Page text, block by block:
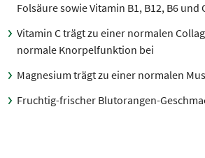
Folsäure sowie Vitamin B1, B12, B6 und
Vitamin C trägt zu einer normalen
normale Knorpelfunktion bei
Magnesium trägt zu einer normalen
Fruchtig-frischer Blutorangen-